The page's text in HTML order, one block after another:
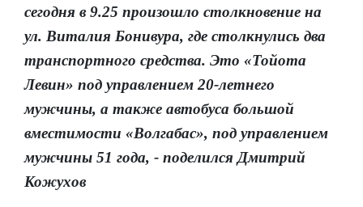
сегодня в 9.25 произошло столкновение на
ул. Виталия Бонивура, где столкнулись два
транспортного средства. Это «Тойота
Левин» под управлением 20-летнего
мужчины, а также автобуса большой
вместимости «Волгабас», под управлением
мужчины 51 года, - поделился Дмитрий
Кожухов